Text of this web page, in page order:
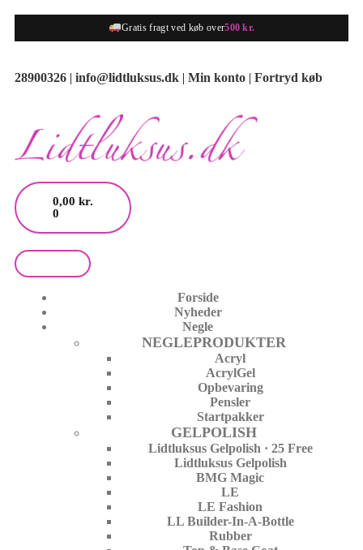
Gratis fragt ved køb over500 kr.
28900326 | info@lidtluksus.dk | Min konto | Fortryd køb
0,00 kr.
0
Forside
Nyheder
Negle
NEGLEPRODUKTER
Acryl
AcrylGel
Opbevaring
Pensler
Startpakker
GELPOLISH
Lidtluksus Gelpolish · 25 Free
Lidtluksus Gelpolish
BMG Magic
LE
LE Fashion
LL Builder-In-A-Bottle
Rubber